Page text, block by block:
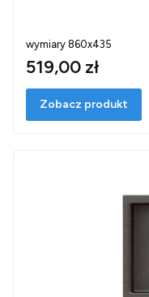
wymiary 860x435
519,00 zł
Zobacz produkt